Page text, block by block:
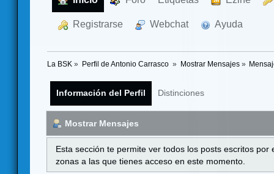
Registrarse Webchat Ayuda
La BSK » Perfil de Antonio Carrasco » Mostrar Mensajes»
Información del Perfil Distinciones
Mostrar Mensajes
Esta sección te permite ver todos los posts escritos
zonas a las que tienes acceso en este momento.